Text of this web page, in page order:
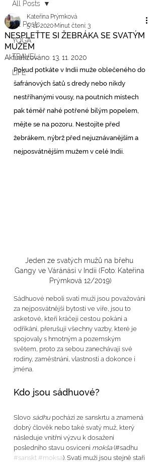
All Posts
YOGA
TRAVEL
LIFE
All Posts
NESPLEŤTE SI ŽEBRÁKA SE SVATÝM
MUŽEM
Kateřina Prýmková
5. 11. 2020 Minut čtení: 3
Aktualizováno: 13. 11. 2020
Pokud potkáte v Indii muže oblečeného do
šafránových šatů s dredy nebo nikdy
nestříhanými vousy, na poutních místech
pak téměř nahé potřené bílým popelem,
mějte se na pozoru. Nestojíte před
žebrákem, nýbrž před nejuznávanějším a
nejposvátnějším mužem v celé Indii.
Jeden ze svatých mužů na břehu
Gangy ve Váránásí v Indii (Foto: Kateřina
Prýmková 12/2019)
Sádhuové neboli svatí muži jsou považováni
za nejposvátnější bytosti ve víře, jsou to
asketové, kteří kráčejí cestou pokání a
odříkání, přerušují všechny vazby, které je
spojovaly s hmotným a pozemským
světem, proto za sebou zanechávají své
rodiny, zaměstnání, vlastnosti a dokonce i
jména.
Kdo jsou sádhuové?
Slovo sádhu pochází ze sanskrtu a znamená
dobrý člověk nebo také svatý muž, který
následuje vnitřní výzvu k dosažení
posledního stavu osvícení mokša (#sadhu
#sanskt #moksa). Svatí muži jsou stejně staří